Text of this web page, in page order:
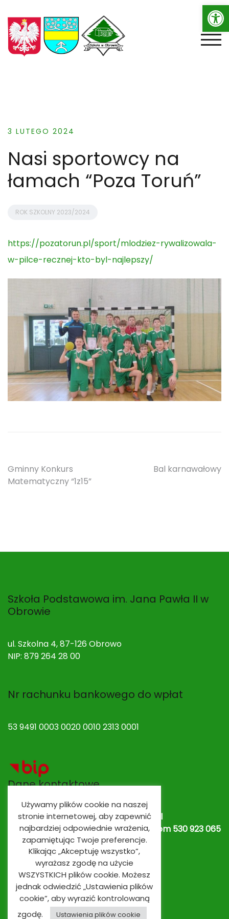
to
content
3 LUTEGO 2024
Nasi sportowcy na
łamach “Poza Toruń”
ROK SZKOLNY 2023/2024
https://pozatorun.pl/sport/mlodziez-rywalizowala-
w-pilce-recznej-kto-byl-najlepszy/
Nawigacja
wpisu
Gminny Konkurs
Matematyczny “1z15”
Bal karnawałowy
Szkoła Podstawowa im. Jana Pawła II w
Obrowie
ul. Szkolna 4, 87-126 Obrowo
NIP: 879 264 28 00
Nr rachunku bankowego do wpłat
53 9491 0003 0020 0010 2313 0001
Dane kontaktowe
Adres e-mail:spobrowo@spobrowo.pl
Nr telefonu / fax:(56) 674 70 30 tel. kom 530 923 065
530 923 839Oddziały przedszkolne
Używamy plików cookie na naszej
stronie internetowej, aby zapewnić
najbardziej odpowiednie wrażenia,
zapamiętując Twoje preferencje.
Klikając „Akceptuję wszystko”,
wyrażasz zgodę na użycie
WSZYSTKICH plików cookie. Możesz
jednak odwiedzić „Ustawienia plików
cookie”, aby wyrazić kontrolowaną
zgodę.
Ustawienia plików cookie